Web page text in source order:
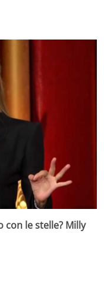
con le stelle? Milly